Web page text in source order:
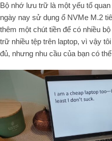
Bộ nhớ lưu trữ là một yếu tố
ngày nay sử dụng ổ NVMe M.2
thêm một chút tiền để có nhiều
trữ nhiều tệp trên laptop, vì vậy
đủ, nhưng nhu cầu của bạn có